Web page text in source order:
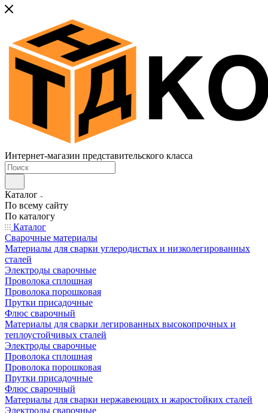
Интернет-магазин представительского класса
Каталог
По всему сайту
По каталогу
Каталог
Сварочные материалы
Материалы для сварки углеродистых и низколегированных
сталей
Электроды сварочные
Проволока сплошная
Проволока порошковая
Прутки присадочные
Флюс сварочный
Материалы для сварки легированных высокопрочных и
теплоустойчивых сталей
Электроды сварочные
Проволока сплошная
Проволока порошковая
Прутки присадочные
Флюс сварочный
Материалы для сварки нержавеющих и жаростойких сталей
Электроды сварочные